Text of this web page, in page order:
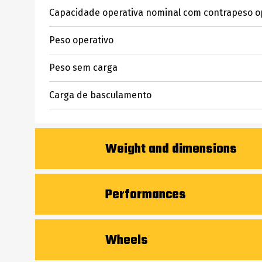
Capacidade operativa nominal com contrapeso
Peso operativo
Peso sem carga
Carga de basculamento
Weight and dimensions
Altura até ao pino de articulação – Totalmente subido
Performances
Wheels